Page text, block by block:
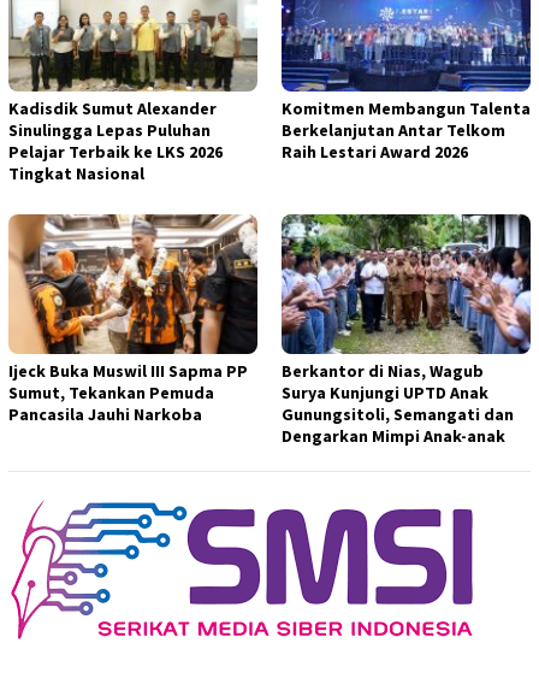
Kadisdik Sumut Alexander
Sinulingga Lepas Puluhan
Pelajar Terbaik ke LKS 2026
Tingkat Nasional
Komitmen Membangun Talenta
Berkelanjutan Antar Telkom
Raih Lestari Award 2026
Ijeck Buka Muswil III Sapma PP
Sumut, Tekankan Pemuda
Pancasila Jauhi Narkoba
Berkantor di Nias, Wagub
Surya Kunjungi UPTD Anak
Gunungsitoli, Semangati dan
Dengarkan Mimpi Anak-anak